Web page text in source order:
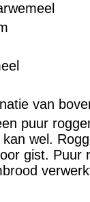
van
puur
wel.
gist. Puur